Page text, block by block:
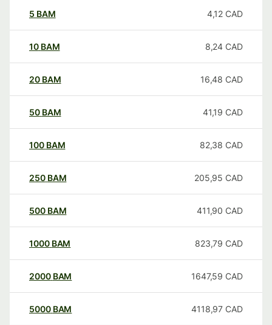
5 BAM 4,12 CAD
10 BAM 8,24 CAD
20 BAM 16,48 CAD
50 BAM 41,19 CAD
100 BAM 82,38 CAD
250 BAM 205,95 CAD
500 BAM 411,90 CAD
1000 BAM 823,79 CAD
2000 BAM 1647,59 CAD
5000 BAM 4118,97 CAD